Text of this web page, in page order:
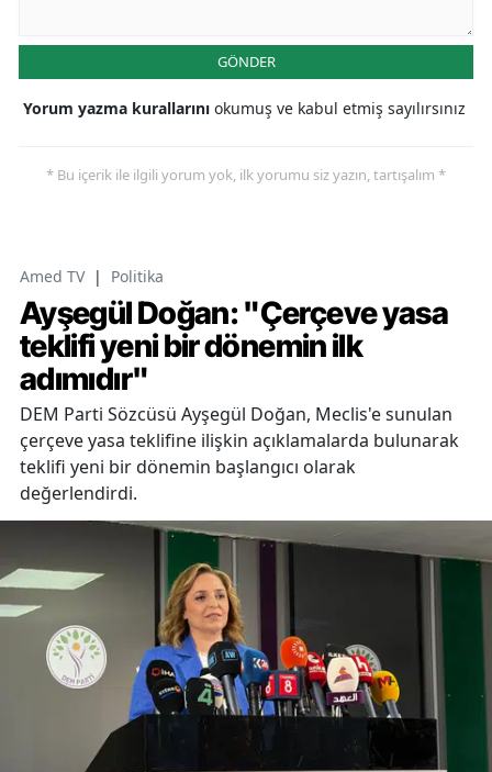
GÖNDER
Yorum yazma kurallarını okumuş ve kabul etmiş sayılırsınız
* Bu içerik ile ilgili yorum yok, ilk yorumu siz yazın, tartışalım *
Amed TV | Politika
Ayşegül Doğan: "Çerçeve yasa
teklifi yeni bir dönemin ilk
adımıdır"
DEM Parti Sözcüsü Ayşegül Doğan, Meclis'e sunulan
çerçeve yasa teklifine ilişkin açıklamalarda bulunarak
teklifi yeni bir dönemin başlangıcı olarak
değerlendirdi.